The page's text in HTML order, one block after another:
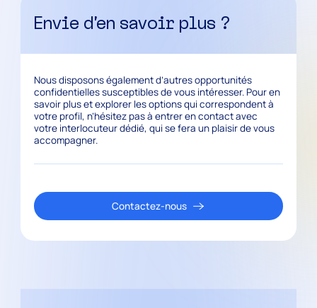
Envie d’en savoir plus ?
Nous disposons également d’autres opportunités
confidentielles susceptibles de vous intéresser. Pour en
savoir plus et explorer les options qui correspondent à
votre profil, n’hésitez pas à entrer en contact avec
votre interlocuteur dédié, qui se fera un plaisir de vous
accompagner.
Contactez-nous